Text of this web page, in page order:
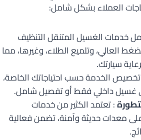
العملاء بشكل شامل:
خدمات الغسيل المتنقل التنظيف
العالي، وتلميع الطلاء، وغيرها، مما
سيارتك.
الخدمة حسب احتياجاتك الخاصة،
غسيل داخلي فقط أو تفصيل شامل.
: تعتمد الكثير من خدمات
معدات حديثة وآمنة، تضمن فعالية